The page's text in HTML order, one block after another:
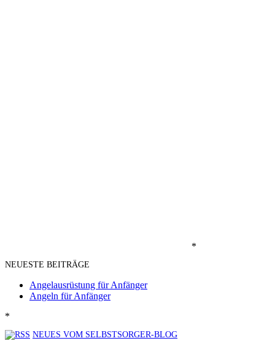
*
NEUESTE BEITRÄGE
Angelausrüstung für Anfänger
Angeln für Anfänger
*
NEUES VOM SELBSTSORGER-BLOG